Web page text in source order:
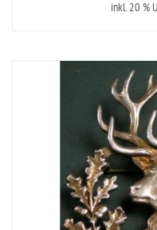
inkl. 20 %